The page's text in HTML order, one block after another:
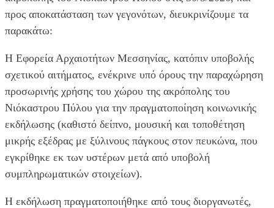
προς αποκατάσταση των γεγονότων, διευκρινίζουμε τα
παρακάτω:
Η Εφορεία Αρχαιοτήτων Μεσσηνίας, κατόπιν υποβολής
σχετικού αιτήματος, ενέκρινε υπό όρους την παραχώρηση
προσωρινής χρήσης του χώρου της ακρόπολης του
Νιόκαστρου Πύλου για την πραγματοποίηση κοινωνικής
εκδήλωσης (καθιστό δείπνο, μουσική και τοποθέτηση
μικρής εξέδρας με ξύλινους πάγκους στον πευκώνα, που
εγκρίθηκε εκ των υστέρων μετά από υποβολή
συμπληρωματικών στοιχείων).
Η εκδήλωση πραγματοποιήθηκε από τους διοργανωτές,